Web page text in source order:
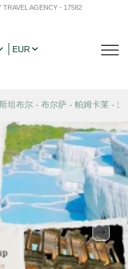
TRAVEL AGENCY - 17582
EUR
坦布尔 - 布尔萨 - 帕姆卡莱 -